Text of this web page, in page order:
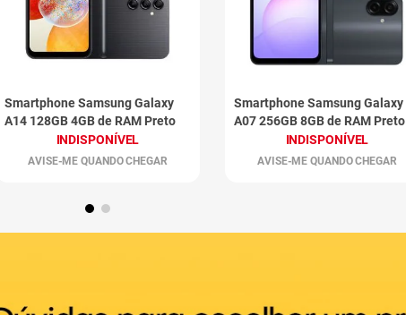
Smartphone Samsung Galaxy
A14 128GB 4GB de RAM Preto
INDISPONÍVEL
AVISE-ME QUANDO CHEGAR
Smartphone Samsung Galaxy
A07 256GB 8GB de RAM Preto
INDISPONÍVEL
AVISE-ME QUANDO CHEGAR